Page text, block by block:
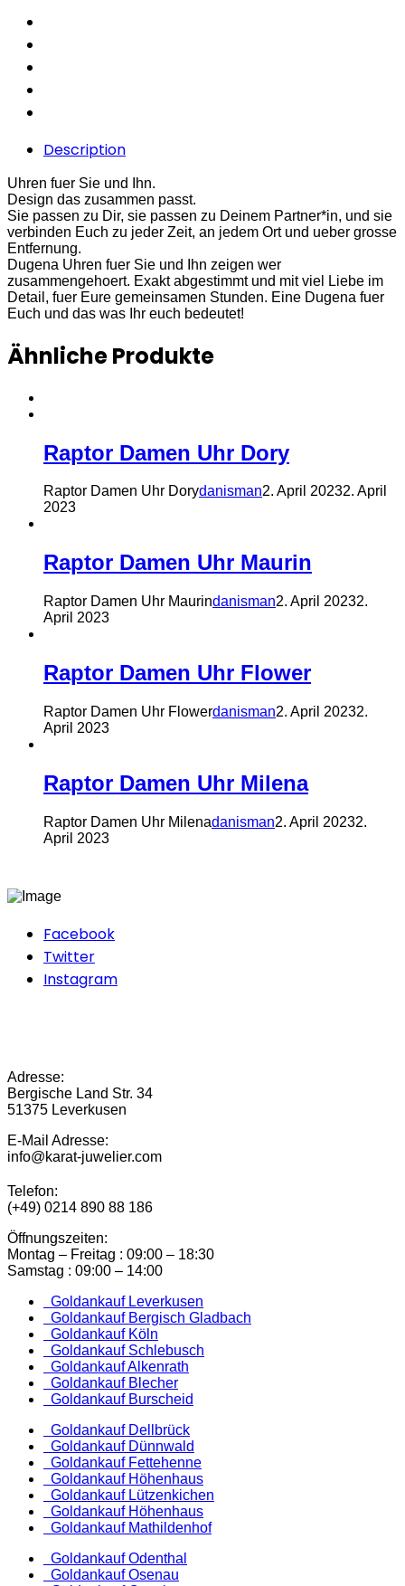
Description
Uhren fuer Sie und Ihn.
Design das zusammen passt.
Sie passen zu Dir, sie passen zu Deinem Partner*in, und sie
verbinden Euch zu jeder Zeit, an jedem Ort und ueber grosse
Entfernung.
Dugena Uhren fuer Sie und Ihn zeigen wer
zusammengehoert. Exakt abgestimmt und mit viel Liebe im
Detail, fuer Eure gemeinsamen Stunden. Eine Dugena fuer
Euch und das was Ihr euch bedeutet!
Ähnliche Produkte
Raptor Damen Uhr Dory
Raptor Damen Uhr Dorydanisman2. April 20232. April
2023
Raptor Damen Uhr Maurin
Raptor Damen Uhr Maurindanisman2. April 20232.
April 2023
Raptor Damen Uhr Flower
Raptor Damen Uhr Flowerdanisman2. April 20232.
April 2023
Raptor Damen Uhr Milena
Raptor Damen Uhr Milenadanisman2. April 20232.
April 2023
Facebook
Twitter
Instagram
Adresse:
Bergische Land Str. 34
51375 Leverkusen
E-Mail Adresse:
info@karat-juwelier.com
Telefon:
(+49) 0214 890 88 186
Öffnungszeiten:
Montag – Freitag : 09:00 – 18:30
Samstag : 09:00 – 14:00
Goldankauf Leverkusen
Goldankauf Bergisch Gladbach
Goldankauf Köln
Goldankauf Schlebusch
Goldankauf Alkenrath
Goldankauf Blecher
Goldankauf Burscheid
Goldankauf Dellbrück
Goldankauf Dünnwald
Goldankauf Fettehenne
Goldankauf Höhenhaus
Goldankauf Lützenkichen
Goldankauf Höhenhaus
Goldankauf Mathildenhof
Goldankauf Odenthal
Goldankauf Osenau